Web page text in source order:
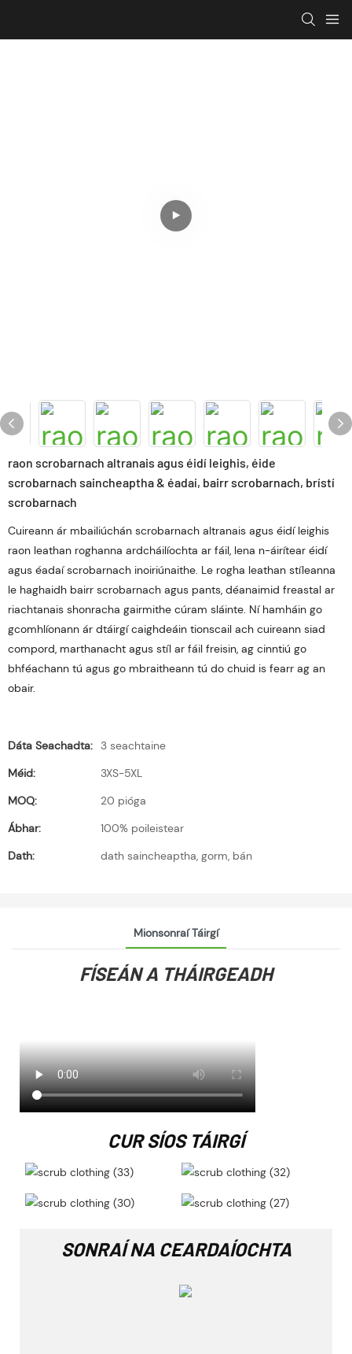
raon scrobarnach altranais agus éidí leighis, éide
scrobarnach saincheaptha & éadaí, bairr scrobarnach, brístí
scrobarnach
Cuireann ár mbailiúchán scrobarnach altranais agus éidí leighis
raon leathan roghanna ardcháilíochta ar fáil, lena n-áirítear éidí
agus éadaí scrobarnach inoiriúnaithe. Le rogha leathan stíleanna
le haghaidh bairr scrobarnach agus pants, déanaimid freastal ar
riachtanais shonracha gairmithe cúram sláinte. Ní hamháin go
gcomhlíonann ár dtáirgí caighdeáin tionscail ach cuireann siad
compord, marthanacht agus stíl ar fáil freisin, ag cinntiú go
bhféachann tú agus go mbraitheann tú do chuid is fearr ag an
obair.
Dáta Seachadta: 3 seachtaine
Méid:
3XS-5XL
MOQ:
20 pióga
Ábhar:
100% poileistear
Dath:
dath saincheaptha, gorm, bán
Mionsonraí Táirgí
FÍSEÁN A THÁIRGEADH
CUR SÍOS TÁIRGÍ
SONRAÍ NA CEARDAÍOCHTA